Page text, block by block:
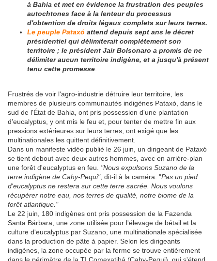
à Bahia et met en évidence la frustration des peuples
autochtones face à la lenteur du processus
d'obtention de droits légaux complets sur leurs terres.
Le peuple Pataxó attend depuis sept ans le décret
présidentiel qui délimiterait complètement son
territoire ; le président Jair Bolsonaro a promis de ne
délimiter aucun territoire indigène, et a jusqu'à présent
tenu cette promesse
Frustrés de voir l'agro-industrie détruire leur territoire, les
membres de plusieurs communautés indigènes Pataxó, dans le
sud de l'État de Bahia, ont pris possession d'une plantation
d'eucalyptus, y ont mis le feu et, pour tenter de mettre fin aux
pressions extérieures sur leurs terres, ont exigé que les
multinationales les quittent définitivement.
Dans un manifeste vidéo publié le 26 juin, un dirigeant de Pataxó
se tient debout avec deux autres hommes, avec en arrière-plan
une forêt d'eucalyptus en feu. "Nous expulsons Suzano de la
terre indigène de Cahy-Pequi", dit-il à la caméra. "Pas un pied
d'eucalyptus ne restera sur cette terre sacrée. Nous voulons
récupérer notre eau, nos terres de qualité, notre biome de la
forêt atlantique."
Le 22 juin, 180 indigènes ont pris possession de la Fazenda
Santa Bárbara, une zone utilisée pour l'élevage de bétail et la
culture d'eucalyptus par Suzano, une multinationale spécialisée
dans la production de pâte à papier. Selon les dirigeants
indigènes, la zone occupée par la ferme se trouve entièrement